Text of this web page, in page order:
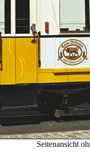
Seitenansicht